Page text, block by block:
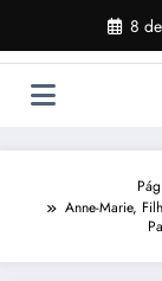
o
8
Anne-Marie,